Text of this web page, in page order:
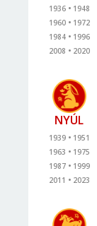
1936
1948
1960
1972
1984
1996
2008
2020
NYÚL
1939
1951
1963
1975
1987
1999
2011
2023